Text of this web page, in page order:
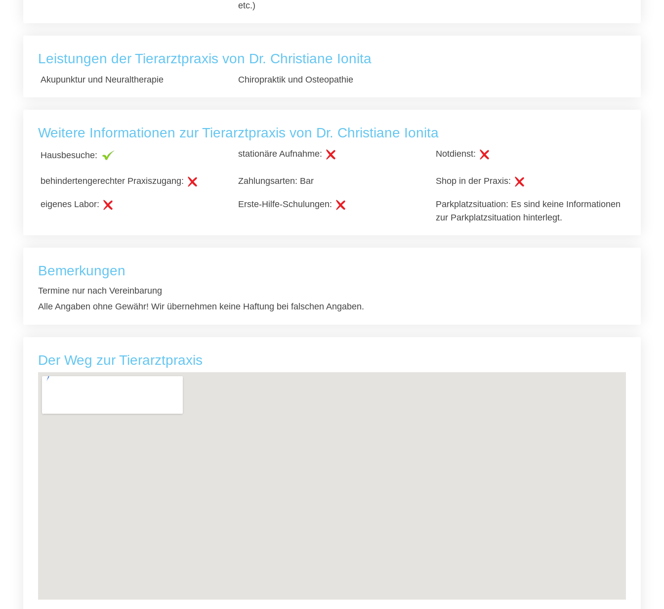
etc.)
Leistungen der Tierarztpraxis von Dr. Christiane Ionita
Akupunktur und Neuraltherapie Chiropraktik und Osteopathie
Weitere Informationen zur Tierarztpraxis von Dr. Christiane Ionita
Hausbesuche: stationäre Aufnahme: Notdienst:
behindertengerechter Praxiszugang: Zahlungsarten: Bar Shop in der Praxis:
eigenes Labor: Erste-Hilfe-Schulungen:
Parkplatzsituation: Es sind keine Informationen
zur Parkplatzsituation hinterlegt.
Bemerkungen
Termine nur nach Vereinbarung
Alle Angaben ohne Gewähr! Wir übernehmen keine Haftung bei falschen Angaben.
Der Weg zur Tierarztpraxis